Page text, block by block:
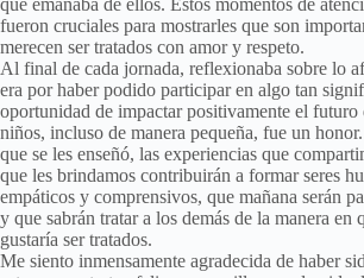
que emanaba de ellos. Estos momentos de
fueron cruciales para mostrarles que son
merecen ser tratados con amor y respeto.
Al final de cada jornada, reflexionaba sobre lo
era por haber podido participar en algo tan
oportunidad de impactar positivamente el futuro
niños, incluso de manera pequeña, fue un
que se les enseñó, las experiencias que
que les brindamos contribuirán a formar seres
empáticos y comprensivos, que mañana serán
y que sabrán tratar a los demás de la manera en
gustaría ser tratados.
Me siento inmensamente agradecida de haber